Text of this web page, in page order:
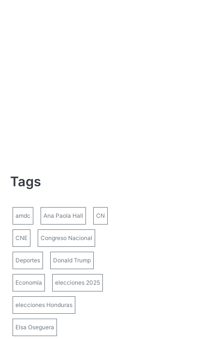
Tags
amdc Ana Paola Hall CN
CNE Congreso Nacional
Deportes Donald Trump
Economía elecciones 2025
elecciones Honduras
Elsa Oseguera